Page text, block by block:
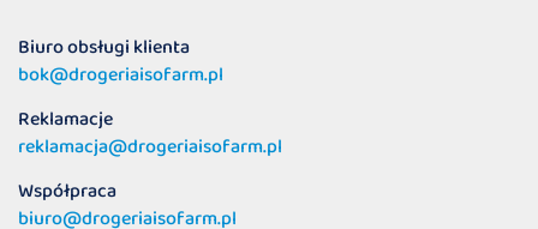
Biuro obsługi klienta
bok@drogeriaisofarm.pl
Reklamacje
reklamacja@drogeriaisofarm.pl
Współpraca
biuro@drogeriaisofarm.pl